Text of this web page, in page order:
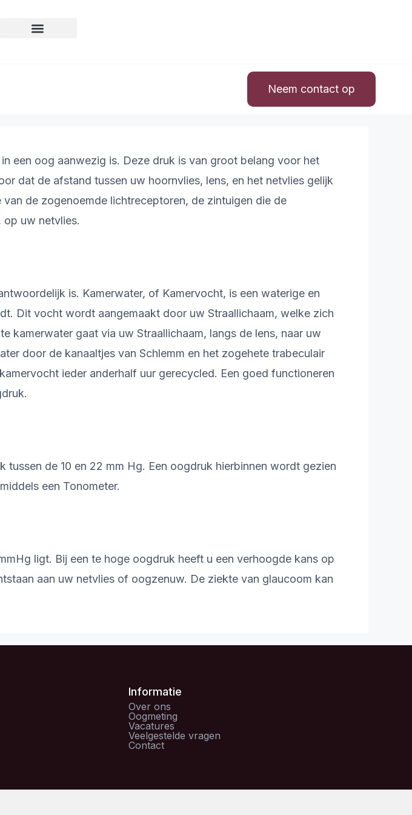
Neem contact op
een oog aanwezig is. Deze druk is van groot belang voor het
dat de afstand tussen uw hoornvlies, lens, en het netvlies gelijk
de zogenoemde lichtreceptoren, de zintuigen die de
op uw netvlies.
is. Kamerwater, of Kamervocht, is een waterige en
Dit vocht wordt aangemaakt door uw Straallichaam, welke zich
kamerwater gaat via uw Straallichaam, langs de lens, naar uw
door de kanaaltjes van Schlemm en het zogehete trabeculair
ieder anderhalf uur gerecycled. Een goed functioneren
de 10 en 22 mm Hg. Een oogdruk hierbinnen wordt gezien
een Tonometer.
ligt. Bij een te hoge oogdruk heeft u een verhoogde kans op
aan uw netvlies of oogzenuw. De ziekte van glaucoom kan
Informatie
Over ons
Oogmeting
Vacatures
Veelgestelde vragen
Contact